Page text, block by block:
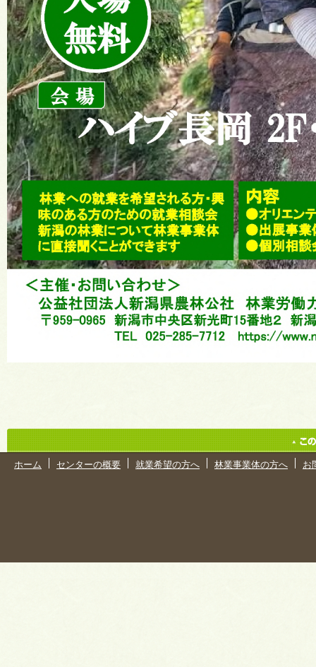
ホーム センターの概要 就業希望の方へ 林業事業体の方へ お